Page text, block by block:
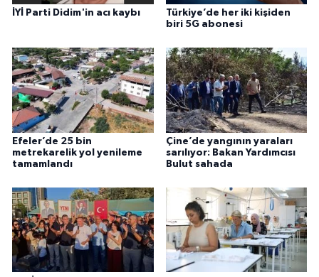
İYİ Parti Didim'in acı kaybı
Türkiye’de her iki kişiden
biri 5G abonesi
Efeler’de 25 bin
metrekarelik yol yenileme
tamamlandı
Çine’de yangının yaraları
sarılıyor: Bakan Yardımcısı
Bulut sahada